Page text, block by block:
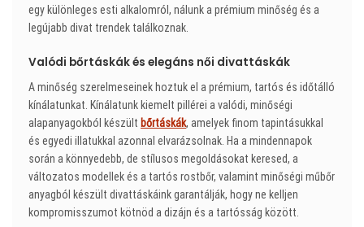
egy különleges esti alkalomról, nálunk a prémium minőség és a
legújabb divat trendek találkoznak.
Valódi bőrtáskák és elegáns női divattáskák
A minőség szerelmeseinek hoztuk el a prémium, tartós és időtálló
kínálatunkat. Kínálatunk kiemelt pillérei a valódi, minőségi
alapanyagokból készült bőrtáskák, amelyek finom tapintásukkal
és egyedi illatukkal azonnal elvarázsolnak. Ha a mindennapok
során a könnyedebb, de stílusos megoldásokat keresed, a
változatos modellek és a tartós rostbőr, valamint minőségi műbőr
anyagból készült divattáskáink garantálják, hogy ne kelljen
kompromisszumot kötnöd a dizájn és a tartósság között.